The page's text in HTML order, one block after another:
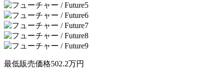
最低販売価格502.2万円